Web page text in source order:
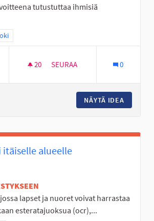
tutustuttaa ihmisiä
mukaan: Eteläinen Seinäjoki
20 20 SEURAAJAA
SEURAA 0
NÄYTÄ IDEA
itäiselle alueelle
lapset ja nuoret voivat harrastaa
esteratajuoksua (ocr),...